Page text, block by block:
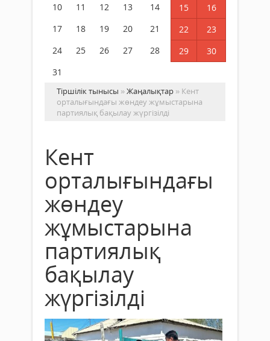
10
11 12 13 14 15
16
17
18 19 20 21 22
23
24
25 26 27 28 29
30
31
Тіршілік тынысы »Жаңалықтар » Кент
орталығындағы жөндеу жұмыстарына
партиялық бақылау жүргізілді
Кент
орталығындағы
жөндеу
жұмыстарына
партиялық
бақылау
жүргізілді